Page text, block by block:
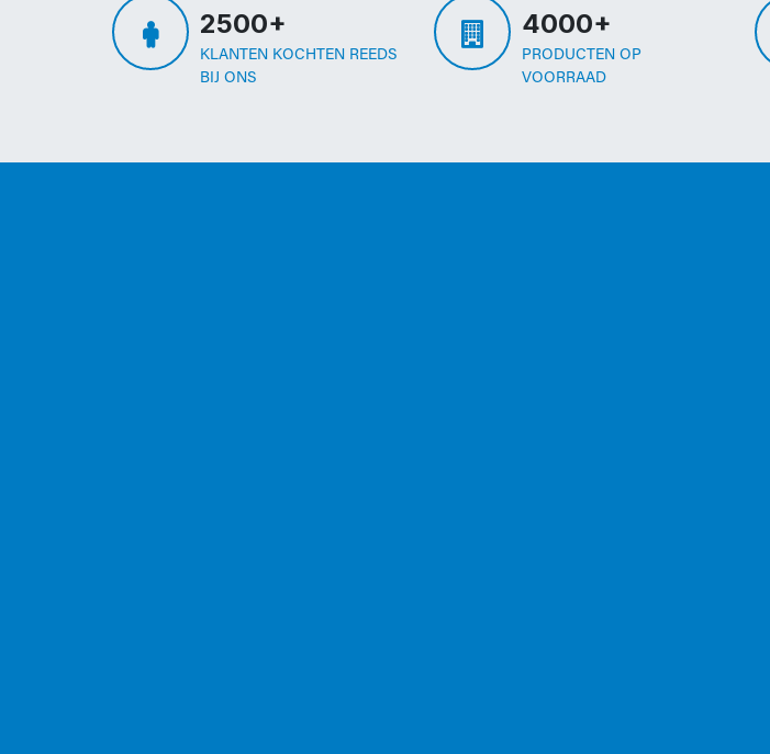
2500+
KLANTEN KOCHTEN REEDS
BIJ ONS
4000+
PRODUCTEN OP
VOORRAAD